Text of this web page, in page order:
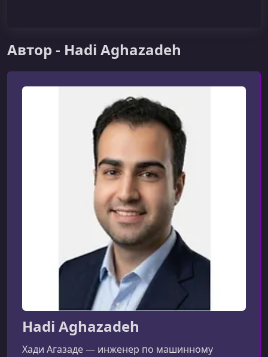
Автор - Hadi Aghazadeh
Hadi Aghazadeh
Хади Агазаде — инженер по машинному